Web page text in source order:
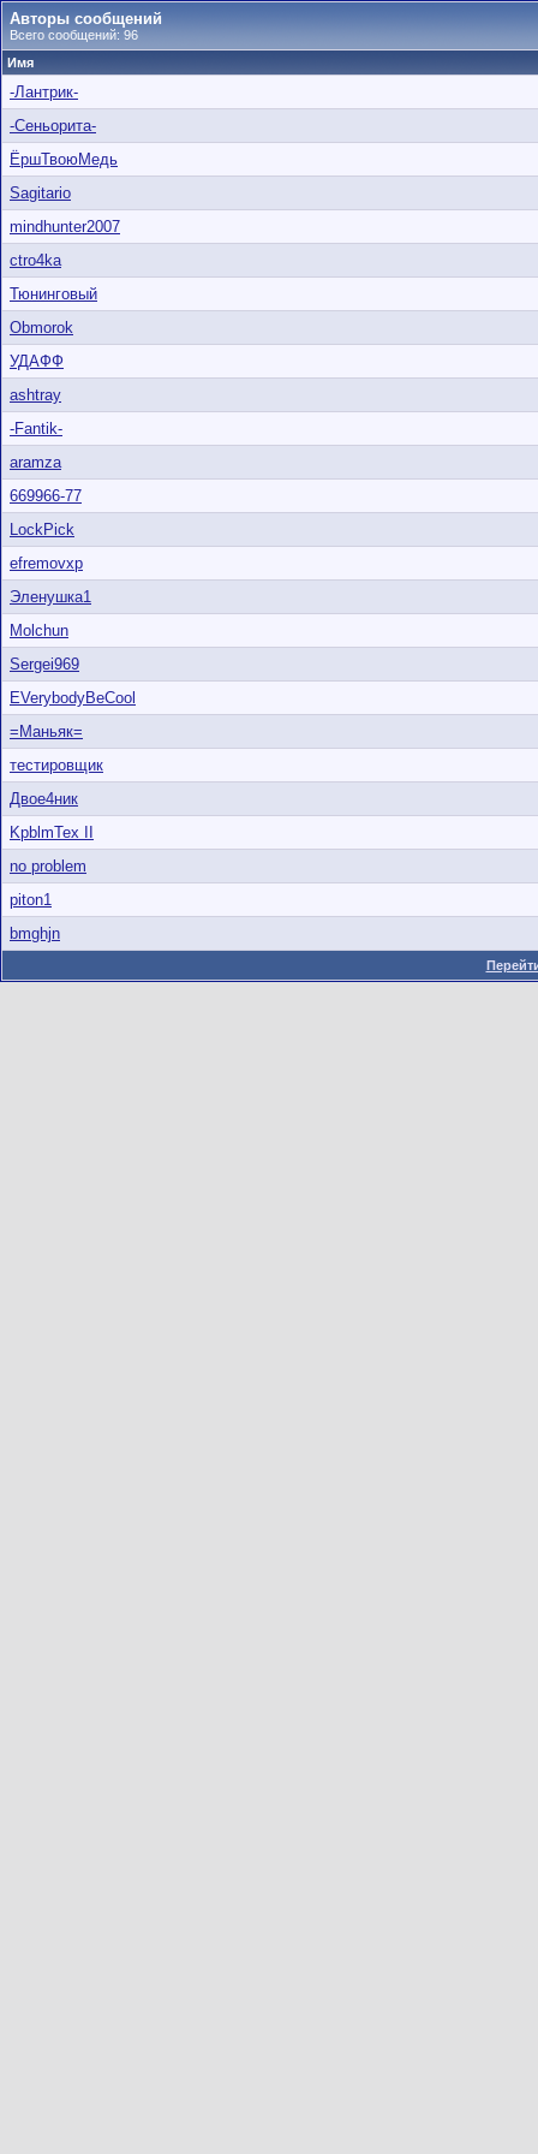
Авторы сообщений
Всего сообщений: 96
Имя
-Лантрик-
-Сеньорита-
ЁршТвоюМедь
Sagitario
mindhunter2007
ctro4ka
Тюнинговый
Obmorok
УДАФФ
ashtray
-Fantik-
aramza
669966-77
LockPick
efremovxp
Эленушка1
Molchun
Sergei969
EVerybodyBeCool
=Маньяк=
тестировщик
Двое4ник
KpblmTex II
no problem
piton1
bmghjn